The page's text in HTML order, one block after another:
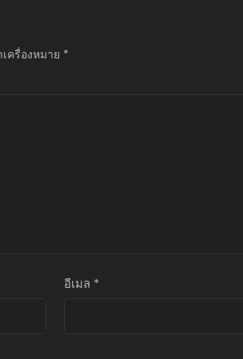
ครื่องหมาย *
อีเมล *